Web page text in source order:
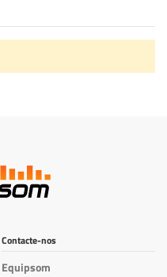
Contacte-nos
Equipsom